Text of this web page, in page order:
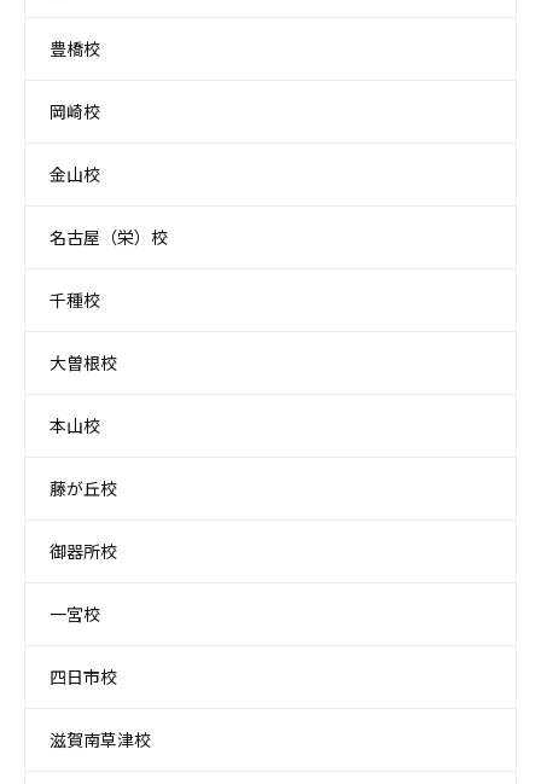
豊橋校
岡崎校
金山校
名古屋（栄）校
千種校
大曽根校
本山校
藤が丘校
御器所校
一宮校
四日市校
滋賀南草津校